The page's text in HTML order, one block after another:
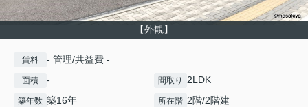
【外観】
賃料 - 管理/共益費 -
面積 - 間取り 2LDK
築年数 築16年 所在階 2階/2階建